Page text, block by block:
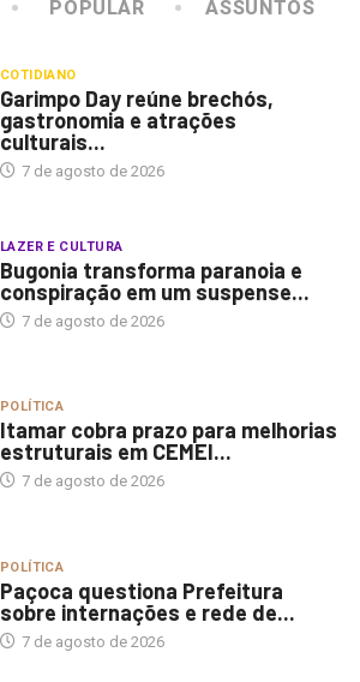
POPULAR ASSUNTOS
COTIDIANO
Garimpo Day reúne brechós,
gastronomia e atrações
culturais...
7 de agosto de 2026
LAZER E CULTURA
Bugonia transforma paranoia e
conspiração em um suspense...
7 de agosto de 2026
POLÍTICA
Itamar cobra prazo para melhorias
estruturais em CEMEI...
7 de agosto de 2026
POLÍTICA
Paçoca questiona Prefeitura
sobre internações e rede de...
7 de agosto de 2026